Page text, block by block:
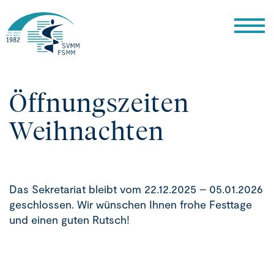
Öffnungszeiten
Weihnachten
Das Sekretariat bleibt vom 22.12.2025 – 05.01.2026
geschlossen. Wir wünschen Ihnen frohe Festtage
und einen guten Rutsch!